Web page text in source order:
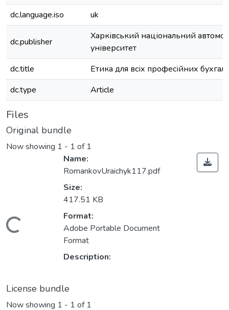
dc.language.iso
uk
dc.publisher
Харківський національний
університет
dc.title
Етика для всіх професійних
dc.type
Article
Files
Original bundle
Now showing 1 - 1 of 1
Loading...
Name:
RomankovUraichyk117.pdf
Size:
417.51 KB
Format:
Adobe Portable Document
Format
Description:
License bundle
Now showing 1 - 1 of 1